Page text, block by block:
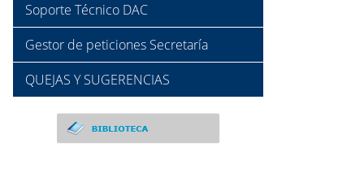
Soporte Técnico DAC
Gestor de peticiones Secretaría
QUEJAS Y SUGERENCIAS